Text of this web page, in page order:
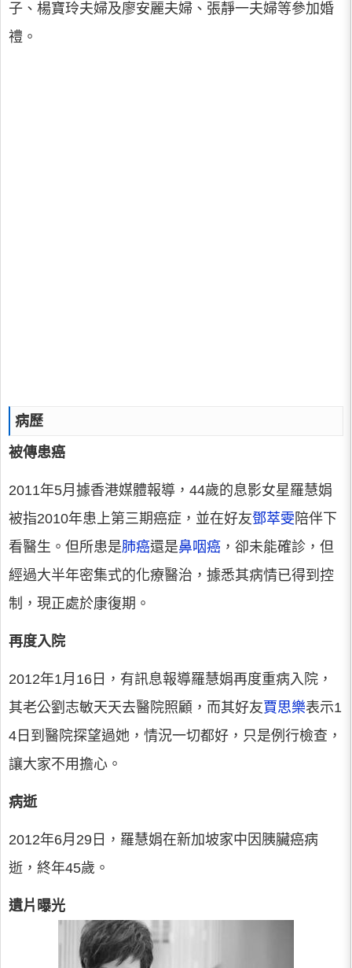
子、楊寶玲夫婦及廖安麗夫婦、張靜一夫婦等參加婚
禮。
病歷
被傳患癌
2011年5月據香港媒體報導，44歲的息影女星羅慧娟
被指2010年患上第三期癌症，並在好友鄧萃雯 陪伴下
看醫生。但所患是肺癌還是鼻咽癌 ，卻未能確診，但
經過大半年密集式的化療醫治，據悉其病情已得到控
制，現正處於康復期。
再度入院
2012年1月16日，有訊息報導羅慧娟再度重病入院，
其老公劉志敏天天去醫院照顧，而其好友賈思樂表示1
4日到醫院探望過她，情況一切都好，只是例行檢查，
讓大家不用擔心。
病逝
2012年6月29日，羅慧娟在新加坡家中因胰臟癌病
逝，終年45歲。
遺片曝光